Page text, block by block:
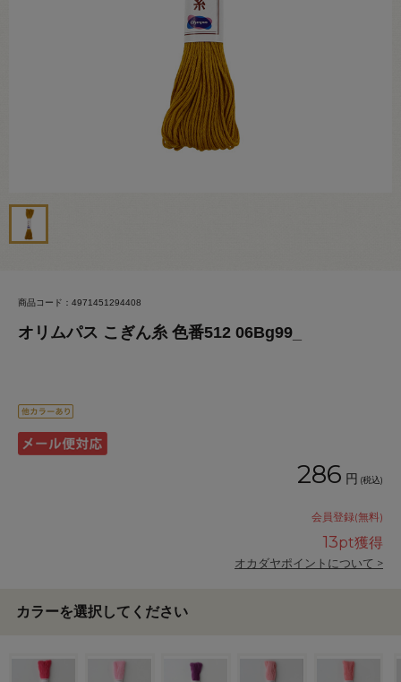
商品コード：4971451294408
オリムパス こぎん糸 色番512 06Bg99_
286 円 (税込)
会員登録(無料)
13pt獲得
オカダヤポイントについて >
カラーを選択してください